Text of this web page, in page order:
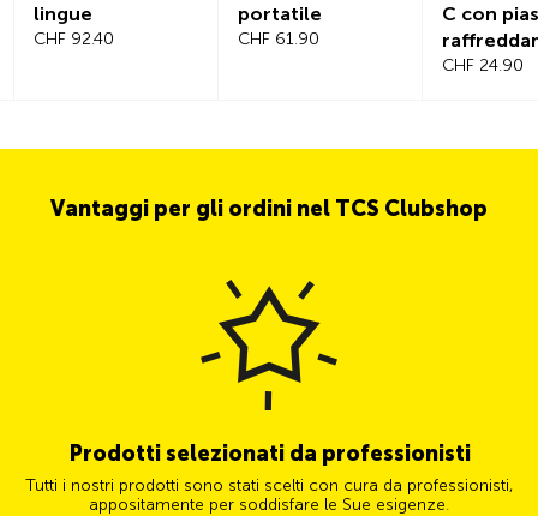
lingue
CHF 92.40
portatile
CHF 61.90
C con
integrata
CHF 24.90
Vantaggi per gli ordini nel TCS Clubshop
Prodotti selezionati da professionisti
Tutti i nostri prodotti sono stati scelti con cura da professionisti,
appositamente per soddisfare le Sue esigenze.